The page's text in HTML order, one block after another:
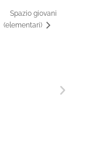
Spazio giovani
(elementari)